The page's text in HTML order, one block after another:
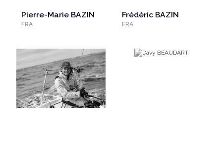
Pierre-Marie BAZIN
FRA
Frédéric BAZIN
FRA